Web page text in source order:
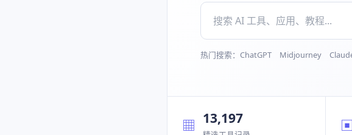
热门搜索：ChatGPT Midjourney
▦ 13,197 ▣